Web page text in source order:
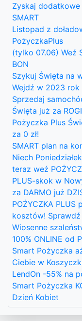
Zyskaj
SMART
Listopad z
PożyczkaPlus
(tylko 07.06) Weź
BON
Szykuj Święta na
Wejdź w 2023 rok
Sprzedaj
Święta już za
Pożyczka Plus
za 0 zł!
SMART plan na
Niech
teraz weź
PLUS-skok w
za DARMO już
POŻYCZKA
kosztów!
Wiosenne
100% ONLINE od
Smart Pożyczka
Ciebie w
LendOn -55% na
Smart Pożyczka
Dzień Kobiet